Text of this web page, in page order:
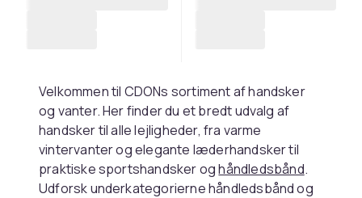
Velkommen til CDONs sortiment af handsker
og vanter. Her finder du et bredt udvalg af
handsker til alle lejligheder, fra varme
vintervanter og elegante læderhandsker til
praktiske sportshandsker oghåndledsbånd.
Udforsk underkategorierne håndledsbånd og